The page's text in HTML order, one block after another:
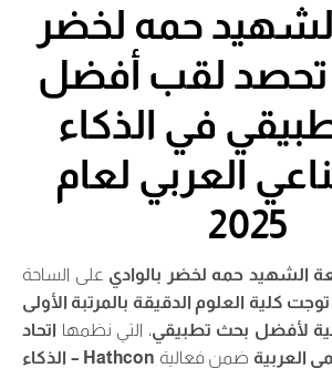
حمه لخضر
تحصد لقب أفضل
في الذكاء
العربي لعام
2025
الشهيد حمه لخضر بالواديعلى الساحة
توجت كلية العلوم الدقيقة بالمرتبة الأولى
لأفضل بحث تطبيقي، التي نظمها اتحاد
العربيةضمن فعالية
Hathcon – الذكاء